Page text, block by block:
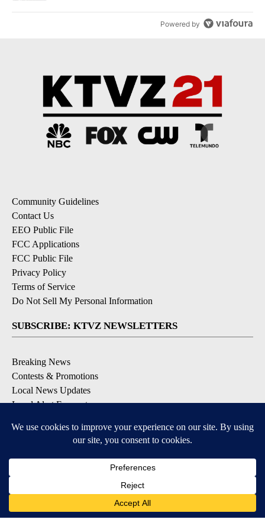
Powered by
Community Guidelines
Contact Us
EEO Public File
FCC Applications
FCC Public File
Privacy Policy
Terms of Service
Do Not Sell My Personal Information
SUBSCRIBE: KTVZ NEWSLETTERS
Breaking News
Contests & Promotions
Local News Updates
Local Alert Forecast
DOWNLOAD: KTVZ APPS